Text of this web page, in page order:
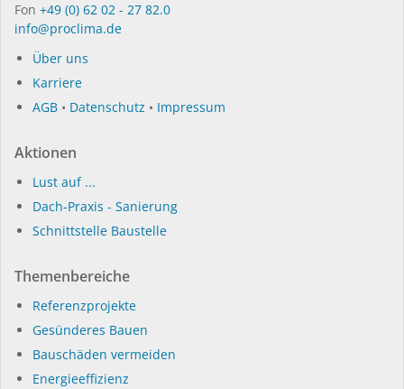
Fon +49 (0) 62 02 - 27 82.0
info@proclima.de
Über uns
Karriere
AGB • Datenschutz • Impressum
Aktionen
Lust auf ...
Dach-Praxis - Sanierung
Schnittstelle Baustelle
Themenbereiche
Referenzprojekte
Gesünderes Bauen
Bauschäden vermeiden
Energieeffizienz